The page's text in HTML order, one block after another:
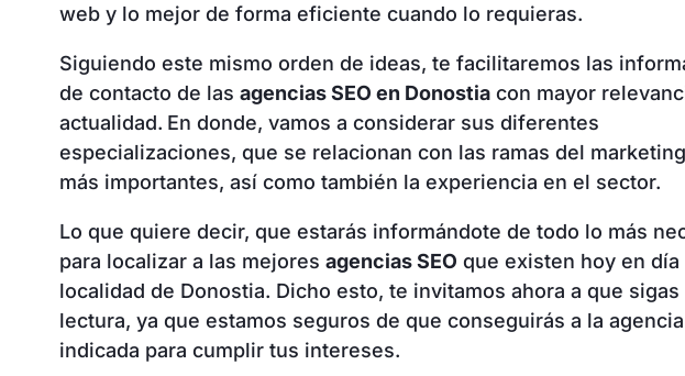
web y lo mejor de forma eficiente cuando lo requieras.
Siguiendo este mismo orden de ideas, te facilitaremos las
de contacto de lasagencias SEO en Donostia con mayor
actualidad. En donde, vamos a considerar sus diferentes
especializaciones, que se relacionan con las ramas del
más importantes, así como también la experiencia en el sector.
Lo que quiere decir, que estarás informándote de todo lo más
para localizar a las mejoresagencias SEO que existen hoy en día
localidad de Donostia. Dicho esto, te invitamos ahora a que sigas
lectura, ya que estamos seguros de que conseguirás a la agencia
indicada para cumplir tus intereses.